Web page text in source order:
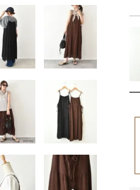
帽子
ソックス・その他雑貨